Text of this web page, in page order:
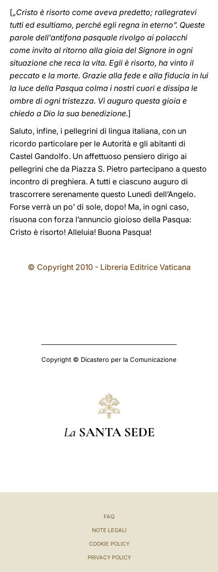
[„Cristo è risorto come aveva predetto; rallegratevi
tutti ed esultiamo, perché egli regna in eterno”. Queste
parole dell’antifona pasquale rivolgo ai polacchi
come invito al ritorno alla gioia del Signore in ogni
situazione che reca la vita. Egli è risorto, ha vinto il
peccato e la morte. Grazie alla fede e alla fiducia in lui
la luce della Pasqua colma i nostri cuori e dissipa le
ombre di ogni tristezza. Vi auguro questa gioia e
chiedo a Dio la sua benedizione.]
Saluto, infine, i pellegrini di lingua italiana, con un
ricordo particolare per le Autorità e gli abitanti di
Castel Gandolfo. Un affettuoso pensiero dirigo ai
pellegrini che da Piazza S. Pietro partecipano a questo
incontro di preghiera. A tutti e ciascuno auguro di
trascorrere serenamente questo Lunedì dell’Angelo.
Forse verrà un po’ di sole, dopo! Ma, in ogni caso,
risuona con forza l’annuncio gioioso della Pasqua:
Cristo è risorto! Alleluia! Buona Pasqua!
© Copyright 2010 - Libreria Editrice Vaticana
Copyright © Dicastero per la Comunicazione
La SANTA SEDE
FAQ
NOTE LEGALI
COOKIE POLICY
PRIVACY POLICY